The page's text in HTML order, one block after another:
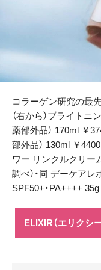
コラーゲン研究の最
（右から）ブライト
薬部外品） 170ml ￥
部外品） 130ml ￥
ワー リンクルクリー
調べ）・同 デーケア
SPF50+・PA++++
ELIXIR（エリクシ